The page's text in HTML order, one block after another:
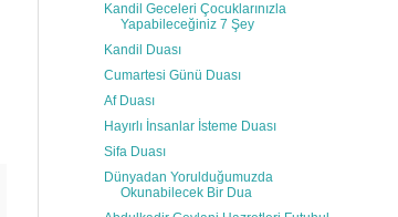
Kandil Geceleri Çocuklarınızla
Yapabileceğiniz 7 Şey
Kandil Duası
Cumartesi Günü Duası
Af Duası
Hayırlı İnsanlar İsteme Duası
Sifa Duası
Dünyadan Yorulduğumuzda
Okunabilecek Bir Dua